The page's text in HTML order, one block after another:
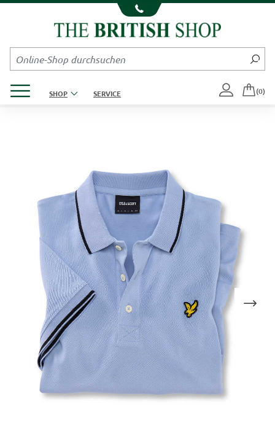
Kompletten Head der Seite überspringen
SHOP SERVICE (0)